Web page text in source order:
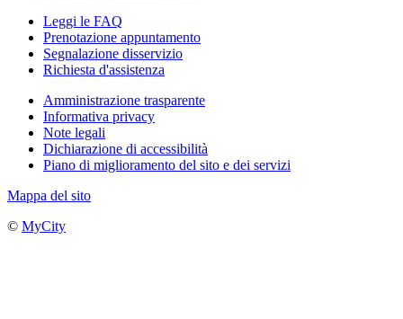
Leggi le FAQ
Prenotazione appuntamento
Segnalazione disservizio
Richiesta d'assistenza
Amministrazione trasparente
Informativa privacy
Note legali
Dichiarazione di accessibilità
Piano di miglioramento del sito e dei servizi
Mappa del sito
© MyCity